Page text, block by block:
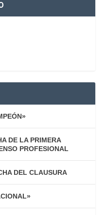
DE LA PRIMERA
PROFESIONAL
DEL CLAUSURA